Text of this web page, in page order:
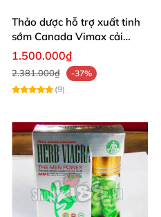
Thảo dược hỗ trợ xuất tinh
sớm Canada Vimax cải
thiện sinh lý nam
1.500.000₫
2.381.000₫
-37%
(9)